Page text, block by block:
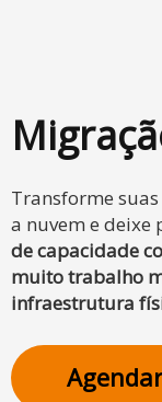
Transforme
a nuvem e deixe
de capacidade
muito trabalho
infraestrutura